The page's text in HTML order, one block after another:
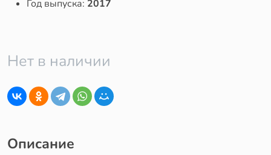
Год выпуска: 2017
Нет в наличии
Описание